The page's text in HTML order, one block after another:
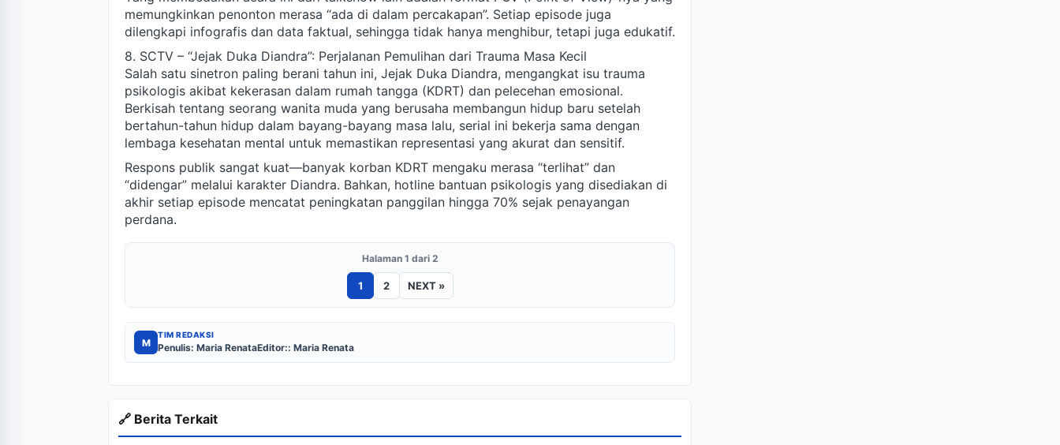
memungkinkan penonton merasa “ada di dalam percakapan”. Setiap episode juga
dilengkapi infografis dan data faktual, sehingga tidak hanya menghibur, tetapi juga edukatif.
8. SCTV – “Jejak Duka Diandra”: Perjalanan Pemulihan dari Trauma Masa Kecil
Salah satu sinetron paling berani tahun ini, Jejak Duka Diandra, mengangkat isu trauma
psikologis akibat kekerasan dalam rumah tangga (KDRT) dan pelecehan emosional.
Berkisah tentang seorang wanita muda yang berusaha membangun hidup baru setelah
bertahun-tahun hidup dalam bayang-bayang masa lalu, serial ini bekerja sama dengan
lembaga kesehatan mental untuk memastikan representasi yang akurat dan sensitif.
Respons publik sangat kuat—banyak korban KDRT mengaku merasa “terlihat” dan
“didengar” melalui karakter Diandra. Bahkan, hotline bantuan psikologis yang disediakan di
akhir setiap episode mencatat peningkatan panggilan hingga 70% sejak penayangan
perdana.
Halaman 1 dari 2
1 2 NEXT »
M
TIM REDAKSI
Penulis: Maria RenataEditor:: Maria Renata
🔗 Berita Terkait